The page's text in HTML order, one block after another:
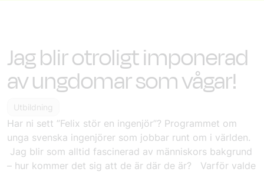
Jag blir otroligt imponerad
av ungdomar som vågar!
Utbildning
Har ni sett ”Felix stör en ingenjör”? Programmet om
unga svenska ingenjörer som jobbar runt om i världen.
Jag blir som alltid fascinerad av människors bakgrund
– hur kommer det sig att de är där de är? Varför valde